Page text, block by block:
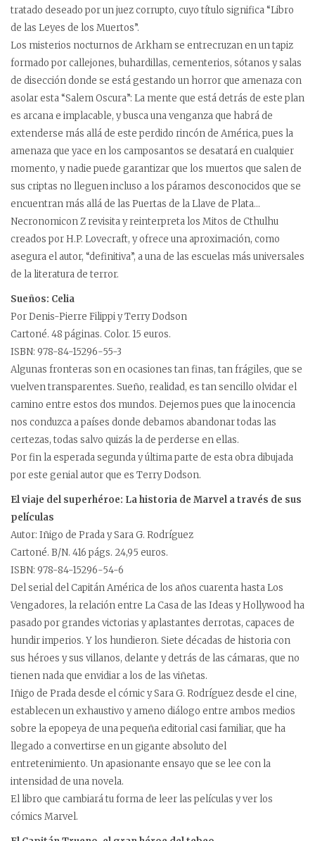
tratado deseado por un juez corrupto, cuyo título significa “Libro
de las Leyes de los Muertos”.
Los misterios nocturnos de Arkham se entrecruzan en un tapiz
formado por callejones, buhardillas, cementerios, sótanos y salas
de disección donde se está gestando un horror que amenaza con
asolar esta “Salem Oscura”: La mente que está detrás de este plan
es arcana e implacable, y busca una venganza que habrá de
extenderse más allá de este perdido rincón de América, pues la
amenaza que yace en los camposantos se desatará en cualquier
momento, y nadie puede garantizar que los muertos que salen de
sus criptas no lleguen incluso a los páramos desconocidos que se
encuentran más allá de las Puertas de la Llave de Plata…
Necronomicon Z revisita y reinterpreta los Mitos de Cthulhu
creados por H.P. Lovecraft, y ofrece una aproximación, como
asegura el autor, “definitiva”, a una de las escuelas más universales
de la literatura de terror.
Sueños: Celia
Por Denis-Pierre Filippi y Terry Dodson
Cartoné. 48 páginas. Color. 15 euros.
ISBN: 978-84-15296-55-3
Algunas fronteras son en ocasiones tan finas, tan frágiles, que se
vuelven transparentes. Sueño, realidad, es tan sencillo olvidar el
camino entre estos dos mundos. Dejemos pues que la inocencia
nos conduzca a países donde debamos abandonar todas las
certezas, todas salvo quizás la de perderse en ellas.
Por fin la esperada segunda y última parte de esta obra dibujada
por este genial autor que es Terry Dodson.
El viaje del superhéroe: La historia de Marvel a través de sus
películas
Autor: Iñigo de Prada y Sara G. Rodríguez
Cartoné. B/N. 416 págs. 24,95 euros.
ISBN: 978-84-15296-54-6
Del serial del Capitán América de los años cuarenta hasta Los
Vengadores, la relación entre La Casa de las Ideas y Hollywood ha
pasado por grandes victorias y aplastantes derrotas, capaces de
hundir imperios. Y los hundieron. Siete décadas de historia con
sus héroes y sus villanos, delante y detrás de las cámaras, que no
tienen nada que envidiar a los de las viñetas.
Iñigo de Prada desde el cómic y Sara G. Rodríguez desde el cine,
establecen un exhaustivo y ameno diálogo entre ambos medios
sobre la epopeya de una pequeña editorial casi familiar, que ha
llegado a convertirse en un gigante absoluto del
entretenimiento. Un apasionante ensayo que se lee con la
intensidad de una novela.
El libro que cambiará tu forma de leer las películas y ver los
cómics Marvel.